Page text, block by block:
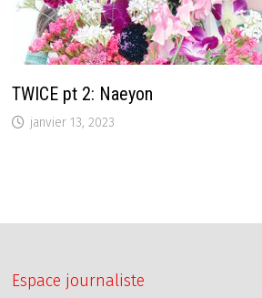
TWICE pt 2: Naeyon
janvier 13, 2023
Espace journaliste